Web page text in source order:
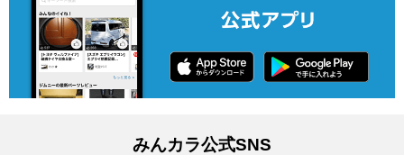
みんカラ公式SNS